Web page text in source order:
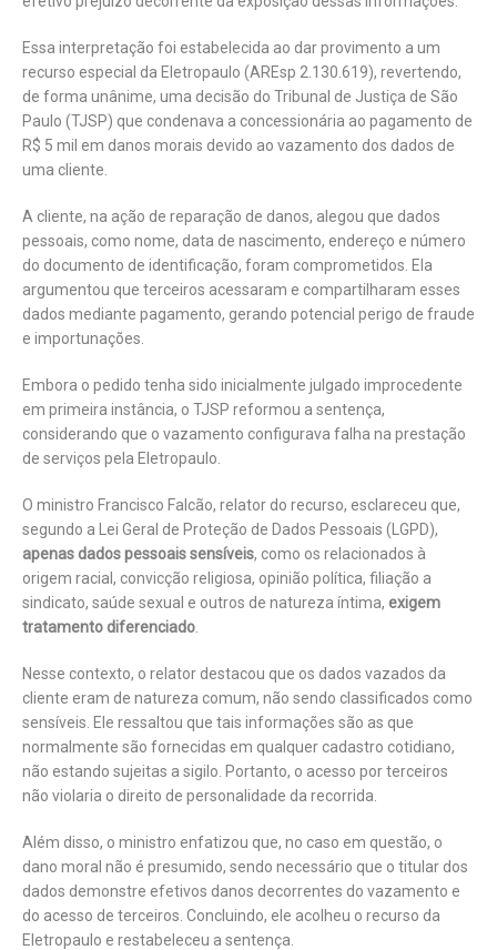
Essa interpretação foi estabelecida ao dar provimento a um
recurso especial da Eletropaulo (AREsp 2.130.619), revertendo,
de forma unânime, uma decisão do Tribunal de Justiça de São
Paulo (TJSP) que condenava a concessionária ao pagamento de
R$ 5 mil em danos morais devido ao vazamento dos dados de
uma cliente.
A cliente, na ação de reparação de danos, alegou que dados
pessoais, como nome, data de nascimento, endereço e número
do documento de identificação, foram comprometidos. Ela
argumentou que terceiros acessaram e compartilharam esses
dados mediante pagamento, gerando potencial perigo de fraude
e importunações.
Embora o pedido tenha sido inicialmente julgado improcedente
em primeira instância, o TJSP reformou a sentença,
considerando que o vazamento configurava falha na prestação
de serviços pela Eletropaulo.
O ministro Francisco Falcão, relator do recurso, esclareceu que,
segundo a Lei Geral de Proteção de Dados Pessoais (LGPD),
apenas dados pessoais sensíveis, como os relacionados à
origem racial, convicção religiosa, opinião política, filiação a
sindicato, saúde sexual e outros de natureza íntima, exigem
tratamento diferenciado
Nesse contexto, o relator destacou que os dados vazados da
cliente eram de natureza comum, não sendo classificados como
sensíveis. Ele ressaltou que tais informações são as que
normalmente são fornecidas em qualquer cadastro cotidiano,
não estando sujeitas a sigilo. Portanto, o acesso por terceiros
não violaria o direito de personalidade da recorrida.
Além disso, o ministro enfatizou que, no caso em questão, o
dano moral não é presumido, sendo necessário que o titular dos
dados demonstre efetivos danos decorrentes do vazamento e
do acesso de terceiros. Concluindo, ele acolheu o recurso da
Eletropaulo e restabeleceu a sentença.